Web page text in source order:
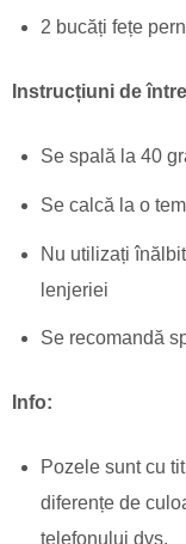
2 bucăți fețe
Instrucțiuni de
Se spală la 40
Se calcă la o
Nu utilizați
lenjeriei
Se recomandă
Info:
Pozele sunt cu
diferențe de
telefonului dvs.